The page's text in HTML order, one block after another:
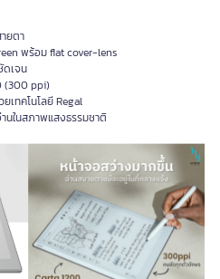
ยตา
พร้อม flat cover-lens
ดเจน
(300 ppi)
เทคโนโลยี Regal
นในสภาพแสงธรรมชาติ